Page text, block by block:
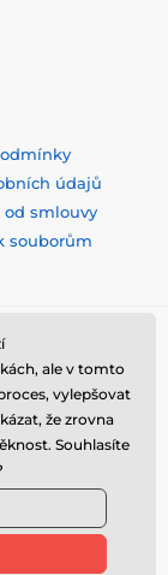
údajů
smlouvy
souborům
ale v tomto
vylepšovat
že zrovna
Souhlasíte